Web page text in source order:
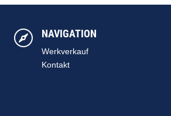
 NAVIGATION
Werkverkauf
Kontakt